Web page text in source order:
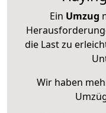
Ein Umzug
die Last zu
Wir haben